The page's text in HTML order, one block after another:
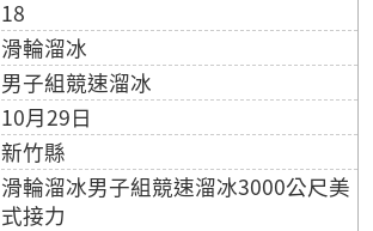
18
滑輪溜冰
男子組競速溜冰
10月29日
新竹縣
滑輪溜冰男子組競速溜冰3000公尺美
式接力